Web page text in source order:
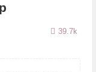
39.7k